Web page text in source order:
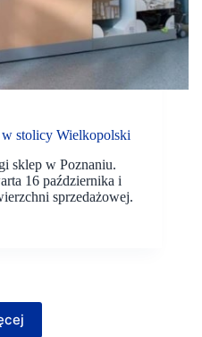
stolicy Wielkopolski
sklep w Poznaniu.
16 października i
sprzedażowej.